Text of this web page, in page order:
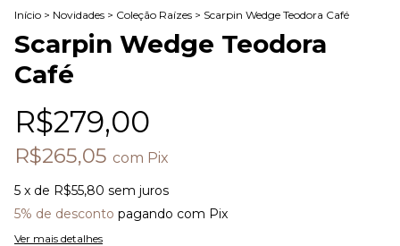
Início > Novidades > Coleção Raízes > Scarpin Wedge Teodora Café
Scarpin Wedge Teodora
Café
R$279,00
R$265,05 com Pix
5 x de R$55,80 sem juros
5% de desconto pagando com Pix
Ver mais detalhes